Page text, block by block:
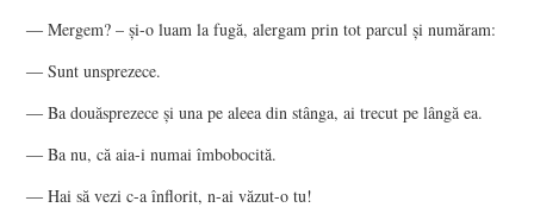
― Mergem? – și-o luam la fugă, alergam prin tot parcul și număram:
― Sunt unsprezece.
― Ba douăsprezece și una pe aleea din stânga, ai trecut pe lângă ea.
― Ba nu, că aia-i numai îmbobocită.
― Hai să vezi c-a înflorit, n-ai văzut-o tu!